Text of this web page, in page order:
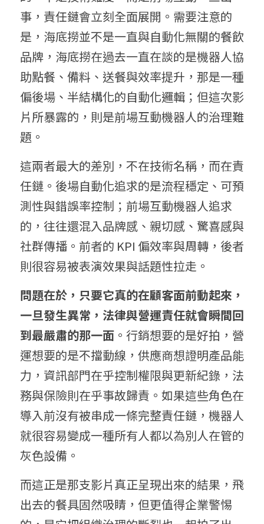
事，責任鏈會立刻全面展開。需要注意的
是，海底撈並不是一直與自動化無關的餐飲
品牌，海底撈在過去一直在談的是機器人協
助點餐、備料、送餐與效率提升，那是一種
偏後場、半結構化的自動化邏輯；但這次影
片所暴露的，則是前場互動機器人的治理難
題。
這兩者最大的差別，不在技術名稱，而在責
任鏈。後場自動化追求的是流程穩定、可預
測性與錯誤率控制；前場互動機器人追求
的，往往還混入品牌感、親切感、驚喜感與
社群傳播。前者的 KPI 偏效率與周轉，後者
則很容易被表演效果與話題性拉走。
問題在於，只要它真的在顧客面前動起來，
一旦發生異常，法律與營運責任就會瞬間回
到最嚴肅的那一面 。行銷想要的是好拍，營
運想要的是不擋動線，供應商想證明產品能
力，資訊部門在乎控制權限與更新紀錄，法
務與保險則在乎事故歸責。如果這些角色在
導入前沒有被串成一條完整責任鏈，機器人
就很容易變成一種所有人都以為別人在管的
灰色設備。
而這正是那支影片真正呈現出來的結果，飛
出去的餐具固然吸睛，但更值得企業警惕